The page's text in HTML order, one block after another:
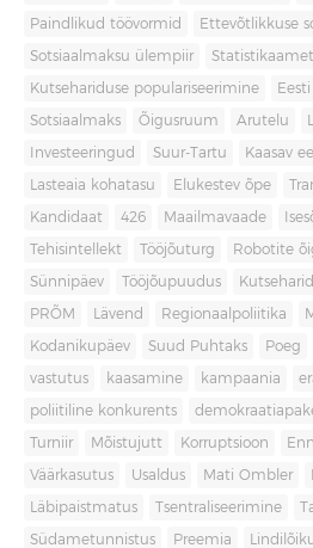
Paindlikud töövormid Ettevõtlikkuse
Sotsiaalmaksu ülempiir Statistikaamet
Kutsehariduse populariseerimine
Sotsiaalmaks Õigusruum Arutelu
Investeeringud Suur-Tartu Kaasav
Lasteaia kohatasu Elukestev õpe
Kandidaat 426 Maailmavaade
Tehisintellekt Tööjõuturg Robotite
Sünnipäev Tööjõupuudus
PRÕM Lävend Regionaalpoliitika
Kodanikupäev Suud Puhtaks Poeg
vastutus kaasamine kampaania
poliitiline konkurents
Turniir Mõistujutt Korruptsioon
Väärkasutus Usaldus Mati Ombler
Läbipaistmatus Tsentraliseerimine
Südametunnistus Preemia